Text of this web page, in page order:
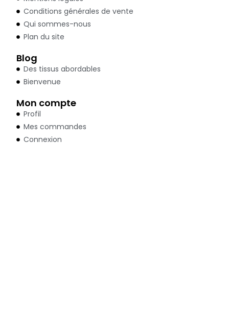
Conditions générales de vente
Qui sommes-nous
Plan du site
Blog
Des tissus abordables
Bienvenue
Mon compte
Profil
Mes commandes
Connexion